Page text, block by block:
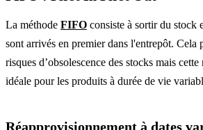
La méthode FIFO consiste à sortir du stock
sont arrivés en premier dans l'entrepôt. Cela
risques d’obsolescence des stocks mais
idéale pour les produits à durée de vie
Réapprovisionnement à dates